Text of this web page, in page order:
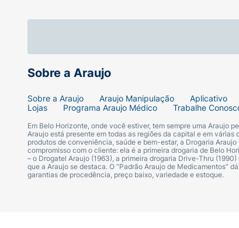
Sobre a Araujo
Sobre a Araujo Araujo Manipulação Aplicativo
Lojas
Programa Araujo Médico Trabalhe
Em Belo Horizonte, onde você estiver, tem sempre uma Araujo
Araujo está presente em todas as regiões da capital e em
produtos de conveniência, saúde e bem-estar, a Drogaria
compromisso com o cliente: ela é a primeira drogaria de Belo
– o Drogatel Araujo (1963), a primeira drogaria Drive-Thru
que a Araujo se destaca. O “Padrão Araujo de Medicamentos”
garantias de procedência, preço baixo, variedade e estoque.